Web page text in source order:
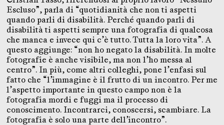
Escluso”, parla di “quotidianità che non ti aspetti
quando parli di disabilità. Perché quando parli di
disabilità ti aspetti sempre una fotografia di qualcosa
che manca e invece qui c’è tutto. Tutta la loro vita”. A
questo aggiunge: “non ho negato la disabilità. In molte
fotografie è anche visibile, ma non l’ho messa al
centro”. In più, come altri colleghi, pone l’enfasi sul
fatto che “l’immagine è il frutto di un incontro. Per me
l’aspetto importante in questo campo non è la
fotografia mordi e fuggi ma il processo di
conoscimento. Incontrarci, conoscersi, scambiare. La
fotografia è solo una parte dell’incontro”.